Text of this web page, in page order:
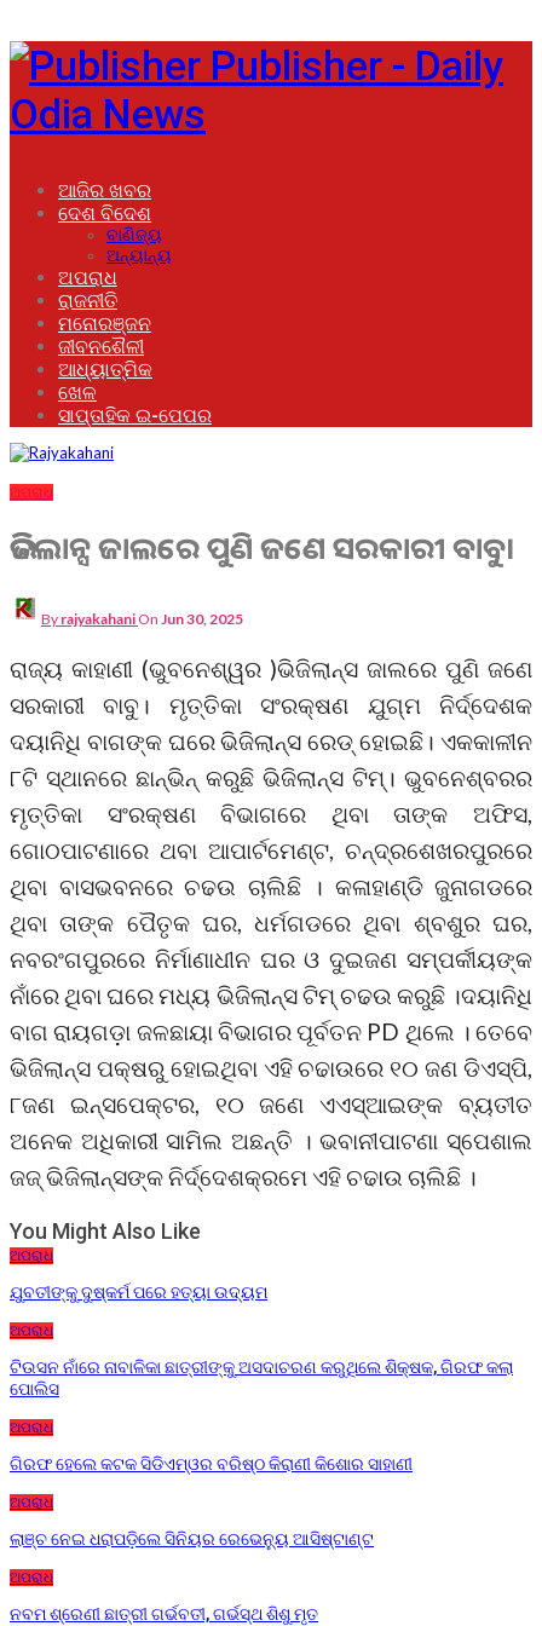
Publisher - Daily
Odia News
ଆଜିର ଖବର
ଦେଶ ବିଦେଶ
ବାଣିଜ୍ୟ
ଅନ୍ୟାନ୍ୟ
ଅପରାଧ
ରାଜନୀତି
ମନୋରଞ୍ଜନ
ଜୀବନଶୈଳୀ
ଆଧ୍ୟାତ୍ମିକ
ଖେଳ
ସାପ୍ତାହିକ ଇ-ପେପର
ଅପରାଧ
ଭିଜିଲାନ୍ସ ଜାଲରେ ପୁଣି ଜଣେ ସରକାରୀ ବାବୁ।
By rajyakahani On Jun 30, 2025
ରାଜ୍ୟ କାହାଣୀ (ଭୁବନେଶ୍ୱର )ଭିଜିଲାନ୍ସ ଜାଲରେ ପୁଣି ଜଣେ
ସରକାରୀ ବାବୁ। ମୃତ୍ତିକା ସଂରକ୍ଷଣ ଯୁଗ୍ମ ନିର୍ଦ୍ଦେଶକ
ଦୟାନିଧି ବାଗଙ୍କ ଘରେ ଭିଜିଲାନ୍ସ ରେଡ୍‌ ହୋଇଛି। ଏକକାଳୀନ
୮ଟି ସ୍ଥାନରେ ଛାନ୍‌ଭିନ୍‌ କରୁଛି ଭିଜିଲାନ୍ସ ଟିମ୍‌। ଭୁବନେଶ୍ବରର
ମୃତ୍ତିକା ସଂରକ୍ଷଣ ବିଭାଗରେ ଥିବା ତାଙ୍କ ଅଫିସ,
ଗୋଠପାଟଣାରେ ଥବା ଆପାର୍ଟମେଣ୍ଟ, ଚନ୍ଦ୍ରଶେଖରପୁରରେ
ଥିବା ବାସଭବନରେ ଚଢଉ ଚାଲିଛି । କଳାହାଣ୍ଡି ଜୁନାଗଡରେ
ଥିବା ତାଙ୍କ ପୈତୃକ ଘର, ଧର୍ମଗଡରେ ଥିବା ଶ୍ବଶୁର ଘର,
ନବରଂଗପୁରରେ ନିର୍ମାଣାଧୀନ ଘର ଓ ଦୁଇଜଣ ସମ୍ପର୍କୀୟଙ୍କ
ନାଁରେ ଥିବା ଘରେ ମଧ୍ୟ ଭିଜିଲାନ୍ସ ଟିମ୍ ଚଢଉ କରୁଛି ।ଦୟାନିଧି
ବାଗ ରାୟଗଡ଼ା ଜଳଛାୟା ବିଭାଗର ପୂର୍ବତନ PD ଥିଲେ । ତେବେ
ଭିଜିଲାନ୍ସ ପକ୍ଷରୁ ହୋଇଥିବା ଏହି ଚଢାଉରେ ୧୦ ଜଣ ଡିଏସ୍‌ପି,
୮ଜଣ ଇନ୍‌ସପେକ୍ଟର, ୧୦ ଜଣେ ଏଏସ୍‌ଆଇଙ୍କ ବ୍ୟତୀତ
ଅନେକ ଅଧିକାରୀ ସାମିଲ ଅଛନ୍ତି । ଭବାନୀପାଟଣା ସ୍ପେଶାଲ
ଜଜ୍‌ ଭିଜିଲାନ୍ସଙ୍କ ନିର୍ଦ୍ଦେଶକ୍ରମେ ଏହି ଚଢାଉ ଚାଲିଛି ।
You Might Also Like
ଅପରାଧ
ଯୁବତୀଙ୍କୁ ଦୁଷ୍କର୍ମ ପରେ ହତ୍ୟା ଉଦ୍ୟମ
ଅପରାଧ
ଟିଉସନ ନାଁରେ ନାବାଳିକା ଛାତ୍ରୀଙ୍କୁ ଅସଦାଚରଣ କରୁଥିଲେ ଶିକ୍ଷକ, ଗିରଫ କଲା
ପୋଲିସ
ଅପରାଧ
ଗିରଫ ହେଲେ କଟକ ସିଡିଏମ୍‌ଓର ବରିଷ୍ଠ କିରାଣୀ କିଶୋର ସାହାଣୀ
ଅପରାଧ
ଲାଞ୍ଚ ନେଇ ଧରାପଡ଼ିଲେ ସିନିୟର ରେଭେନ୍ୟୁ ଆସିଷ୍ଟାଣ୍ଟ
ଅପରାଧ
ନବମ ଶ୍ରେଣୀ ଛାତ୍ରୀ ଗର୍ଭବତୀ, ଗର୍ଭସ୍ଥ ଶିଶୁ ମୃତ